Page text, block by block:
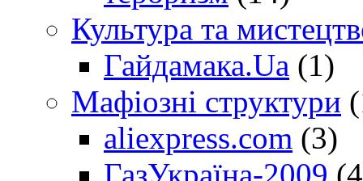
Культура та
Гайдамака.Ua (1)
Мафіозні структури
aliexpress.com (3)
ГазУкраїна-2009